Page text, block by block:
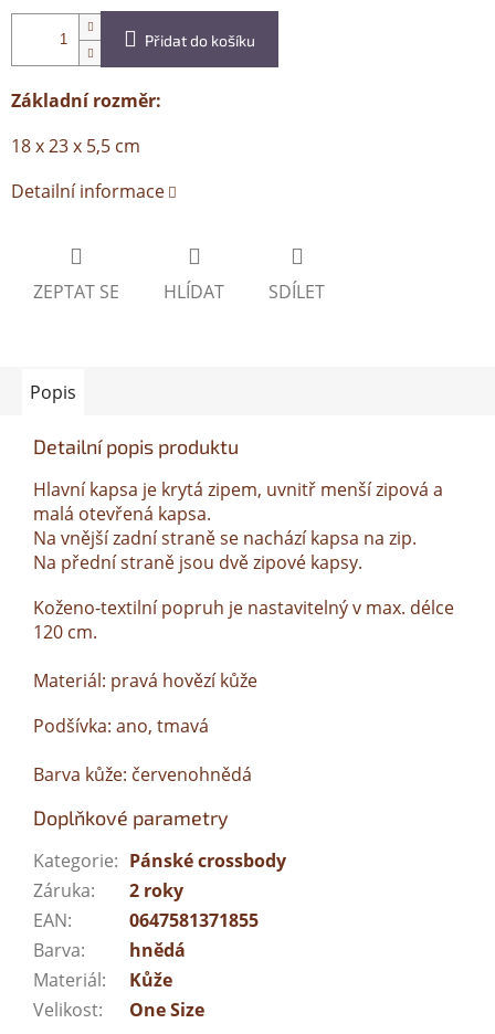
Přidat do košíku
Základní rozměr:
18 x 23 x 5,5 cm
Detailní informace
ZEPTAT SE HLÍDAT SDÍLET
Popis
Detailní popis produktu
Hlavní kapsa je krytá zipem, uvnitř menší zipová a
malá otevřená kapsa.
Na vnější zadní straně se nachází kapsa na zip.
Na přední straně jsou dvě zipové kapsy.
Koženo-textilní popruh je nastavitelný v max. délce
120 cm.
Materiál: pravá hovězí kůže
Podšívka: ano, tmavá
Barva kůže: červenohnědá
Doplňkové parametry
Kategorie: Pánské crossbody
Záruka:
2 roky
EAN:
0647581371855
Barva:
hnědá
Materiál:
Kůže
Velikost: One Size